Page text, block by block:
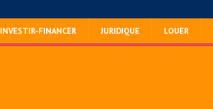
INVESTIR-FINANCER JURIDIQUE LOUER